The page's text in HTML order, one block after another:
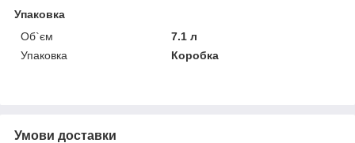
Упаковка
Об`єм
7.1 л
Упаковка
Коробка
Умови доставки